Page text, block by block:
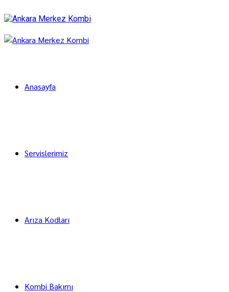
Anasayfa
Servislerimiz
Arıza Kodları
Kombi Bakımı